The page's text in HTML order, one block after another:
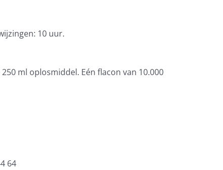
10 uur.
ml oplosmiddel. Eén flacon van 10.000
64